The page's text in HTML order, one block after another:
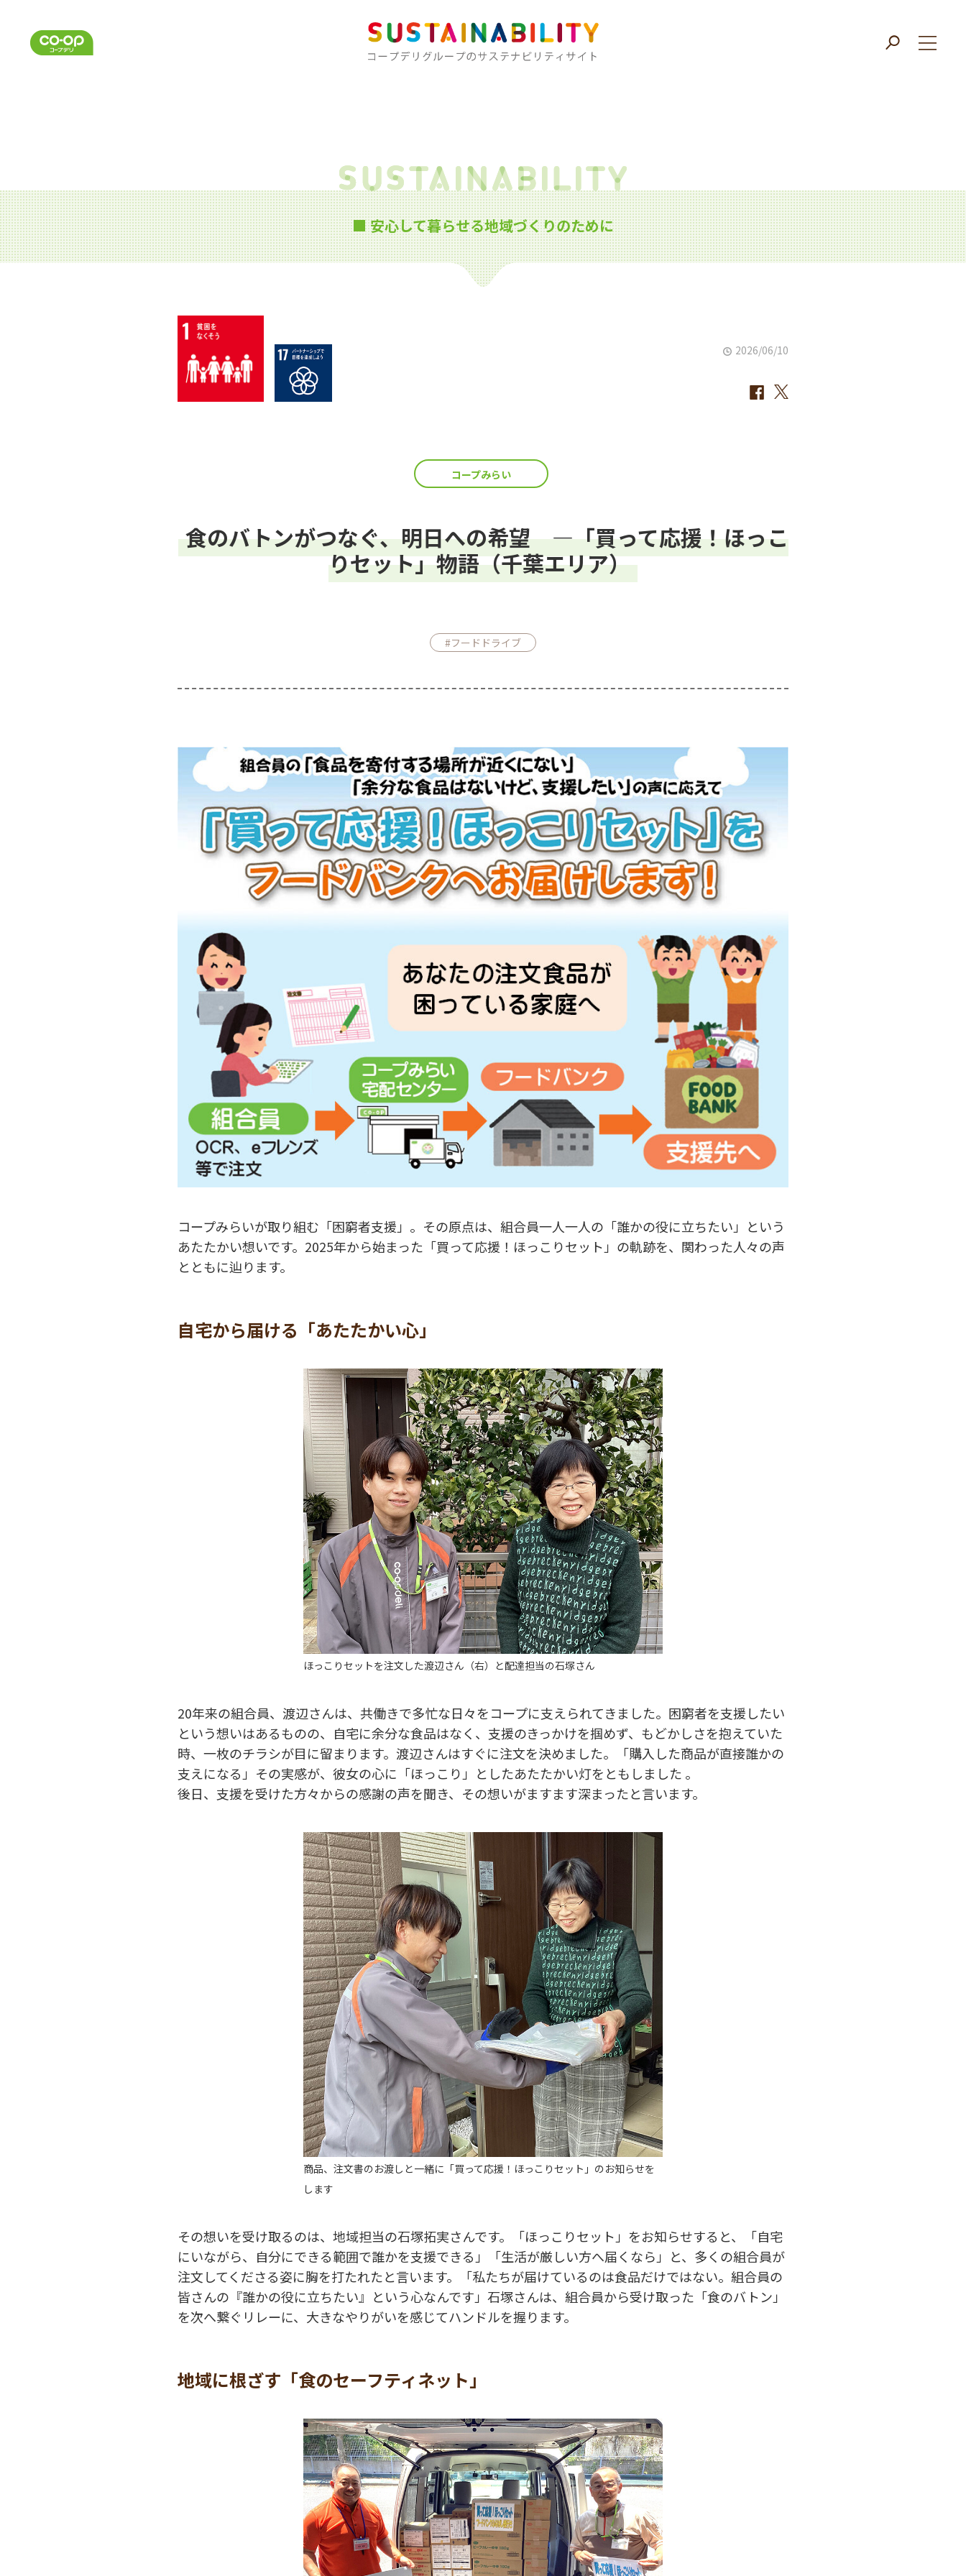
■ 安心して暮らせる地域づくりのために
2026/06/10
コープみらい
食のバトンがつなぐ、明日への希望 ―「買って応援！ほっこ
りセット」物語（千葉エリア）
#フードドライブ
コープみらいが取り組む「困窮者支援」。その原点は、組合員一人一人の「誰かの役に立ちたい」という
あたたかい想いです。2025年から始まった「買って応援！ほっこりセット」の軌跡を、関わった人々の声
とともに辿ります。
自宅から届ける「あたたかい心」
ほっこりセットを注文した渡辺さん（右）と配達担当の石塚さん
20年来の組合員、渡辺さんは、共働きで多忙な日々をコープに支えられてきました。困窮者を支援したい
という想いはあるものの、自宅に余分な食品はなく、支援のきっかけを掴めず、もどかしさを抱えていた
時、一枚のチラシが目に留まります。渡辺さんはすぐに注文を決めました。「購入した商品が直接誰かの
支えになる」その実感が、彼女の心に「ほっこり」としたあたたかい灯をともしました 。
後日、支援を受けた方々からの感謝の声を聞き、その想いがますます深まったと言います。
商品、注文書のお渡しと一緒に「買って応援！ほっこりセット」のお知らせを
します
その想いを受け取るのは、地域担当の石塚拓実さんです。「ほっこりセット」をお知らせすると、「自宅
にいながら、自分にできる範囲で誰かを支援できる」「生活が厳しい方へ届くなら」と、多くの組合員が
注文してくださる姿に胸を打たれたと言います。「私たちが届けているのは食品だけではない。組合員の
皆さんの『誰かの役に立ちたい』という心なんです」石塚さんは、組合員から受け取った「食のバトン」
を次へ繋ぐリレーに、大きなやりがいを感じてハンドルを握ります。
地域に根ざす「食のセーフティネット」